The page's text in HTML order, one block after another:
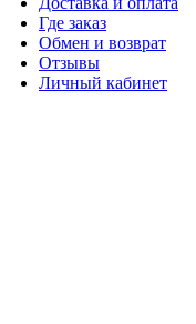
Где заказ
Обмен и возврат
Отзывы
Личный кабинет